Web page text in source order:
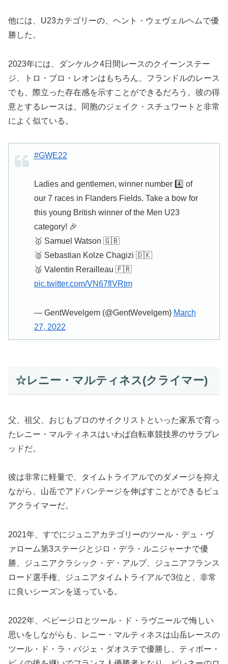
他には、U23カテゴリーの、ヘント・ウェヴェルヘムで優
勝した。
2023年には、ダンケルク4日間レースのクイーンステー
ジ、トロ・ブロ・レオンはもちろん、フランドルのレース
でも、際立った存在感を示すことができるだろう。彼の得
意とするレースは、同胞のジェイク・スチュワートと非常
によく似ている。
#GWE22
Ladies and gentlemen, winner number 4️⃣ of
our 7 races in Flanders Fields. Take a bow for
this young British winner of the Men U23
category! 🎉
🥇 Samuel Watson 🇬🇧
🥈 Sebastian Kolze Chagizi 🇩🇰
🥉 Valentin Rerailleau 🇫🇷
pic.twitter.com/VN67flVRtm
— GentWevelgem (@GentWevelgem) March
27, 2022
☆レニー・マルティネス(クライマー)
父、祖父、おじもプロのサイクリストといった家系で育っ
たレニー・マルティネスはいわば自転車競技界のサラブレ
ッドだ。
彼は非常に軽量で、タイムトライアルでのダメージを抑え
ながら、山岳でアドバンテージを伸ばすことができるピュ
アクライマーだ。
2021年、すでにジュニアカテゴリーのツール・デュ・ヴ
ァローム第3ステージとジロ・デラ・ルニジャーナで優
勝、ジュニアクラシック・デ・アルプ、ジュニアフランス
ロード選手権、ジュニアタイムトライアルで3位と、非常
に良いシーズンを送っている。
2022年、ベビージロとツール・ド・ラヴニールで悔しい
思いをしながらも、レニー・マルティネスは山岳レースの
ツール・ド・ラ・バジェ・ダオステで優勝し、ティボー・